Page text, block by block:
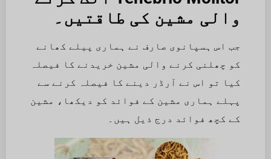
والی مشین کی طاقتیں۔
جب اس ہسپانوی صارف نے ہماری پیلے کھانے
کو چھلنی کرنے والی مشین خریدنے کا فیصلہ
کیا تو اس نے آرڈر دینے کا فیصلہ کرنے سے
پہلے ہماری مشین کے فوائد کو دیکھا، مشین
کے کچھ فوائد درج ذیل ہیں۔